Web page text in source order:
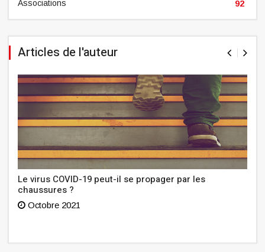
Associations 92
Articles de l'auteur
Le virus COVID-19 peut-il se propager par les
chaussures ?
Octobre 2021